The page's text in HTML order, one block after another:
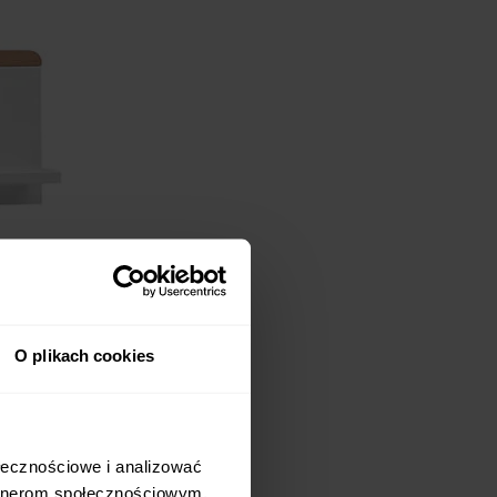
O plikach cookies
i analizować
społecznościowym,
dziecięce. Mogą tu